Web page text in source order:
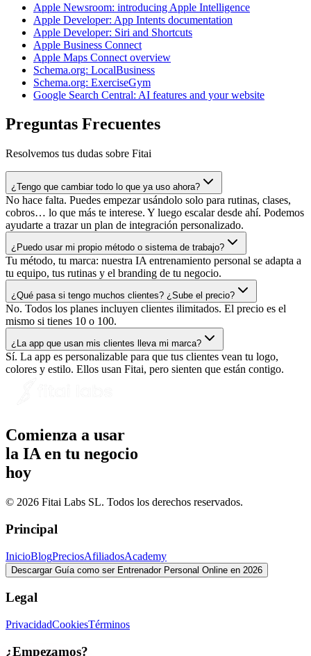
Apple Newsroom: introducing Apple Intelligence
Apple Developer: App Intents documentation
Apple Developer: Siri and Shortcuts
Apple Business Connect
Apple Maps Connect overview
Schema.org: LocalBusiness
Schema.org: ExerciseGym
Google Search Central: AI features and your website
Preguntas Frecuentes
Resolvemos tus dudas sobre Fitai
¿Tengo que cambiar todo lo que ya uso ahora?
No hace falta. Puedes empezar usándolo solo para rutinas, clases,
cobros… lo que más te interese. Y luego escalar desde ahí. Podemos
ayudarte a trazar un plan de integración personalizado.
¿Puedo usar mi propio método o sistema de trabajo?
Tu método, tu marca: nuestra IA entrenamiento personal se adapta a
tu equipo, tus rutinas y el branding de tu negocio.
¿Qué pasa si tengo muchos clientes? ¿Sube el precio?
No. Todos los planes incluyen clientes ilimitados. El precio es el
mismo si tienes 10 o 100.
¿La app que usan mis clientes lleva mi marca?
Sí. La app es personalizable para que tus clientes vean tu logo,
colores y estilo. Ellos usan Fitai, pero sienten que están contigo.
Comienza a usar
la IA en tu negocio
hoy
© 2026 Fitai Labs SL. Todos los derechos reservados.
Principal
InicioBlogPreciosAfiliadosAcademy
Descargar Guía como ser Entrenador Personal Online en 2026
Legal
PrivacidadCookiesTérminos
¿Empezamos?